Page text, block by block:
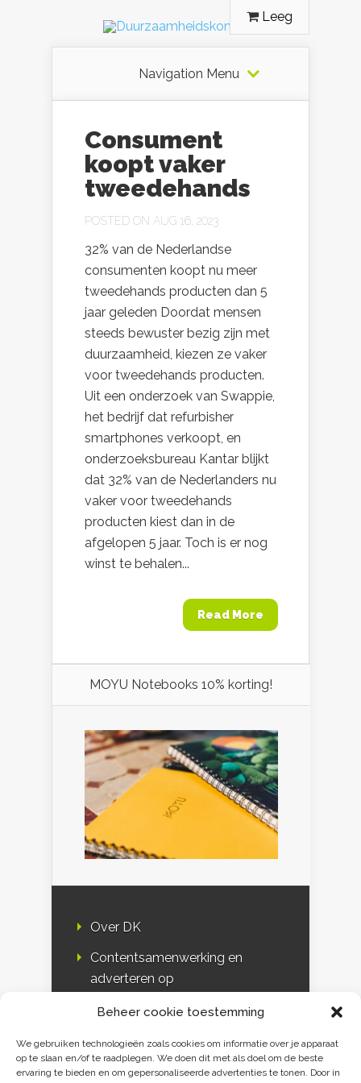
Beheer cookie toestemming
We gebruiken technologieën zoals cookies om informatie over je apparaat
op te slaan en/of te raadplegen. We doen dit met als doel om de beste
ervaring te bieden en om gepersonaliseerde advertenties te tonen. Door in
Leeg
Navigation Menu
Consument
koopt vaker
tweedehands
POSTED ON AUG 16, 2023
32% van de Nederlandse
consumenten koopt nu meer
tweedehands producten dan 5
jaar geleden Doordat mensen
steeds bewuster bezig zijn met
duurzaamheid, kiezen ze vaker
voor tweedehands producten.
Uit een onderzoek van Swappie,
het bedrijf dat refurbisher
smartphones verkoopt, en
onderzoeksbureau Kantar blijkt
dat 32% van de Nederlanders nu
vaker voor tweedehands
producten kiest dan in de
afgelopen 5 jaar. Toch is er nog
winst te behalen...
Read More
MOYU Notebooks 10% korting!
Over DK
Contentsamenwerking en
adverteren op
DK & media